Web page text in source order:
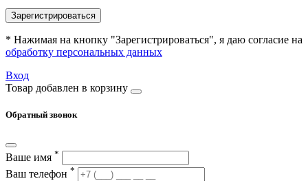
Зарегистрироваться
* Нажимая на кнопку "Зарегистрироваться", я даю согласие на
обработку персональных данных
Вход
Товар добавлен в корзину
Обратный звонок
Ваше имя *
Ваш телефон *